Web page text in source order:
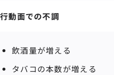
行動面での不調
飲酒量が増える
タバコの本数が増える